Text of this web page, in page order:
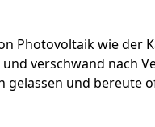
Photovoltaik wie der
verschwand nach
und bereute